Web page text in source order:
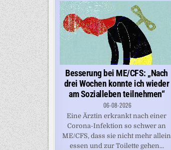
Besserung bei ME/CFS: „Nach
drei Wochen konnte ich wieder
am Sozialleben teilnehmen“
06-08-2026
Eine Ärztin erkrankt nach einer
Corona-Infektion so schwer an
ME/CFS, dass sie nicht mehr allein
essen und zur Toilette gehen...